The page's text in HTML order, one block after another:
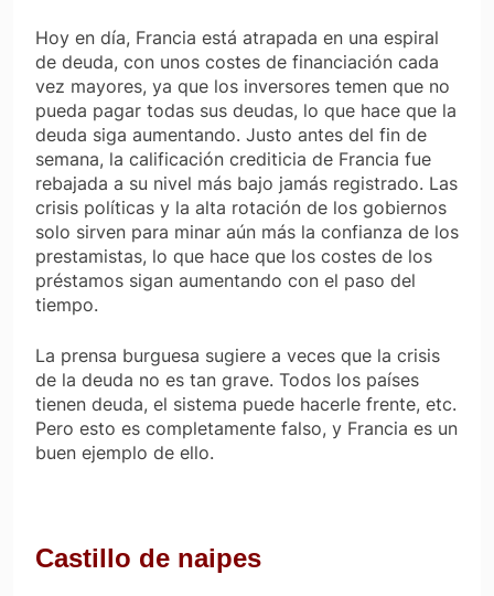
Hoy en día, Francia está atrapada en una espiral
de deuda, con unos costes de financiación cada
vez mayores, ya que los inversores temen que no
pueda pagar todas sus deudas, lo que hace que la
deuda siga aumentando. Justo antes del fin de
semana, la calificación crediticia de Francia fue
rebajada a su nivel más bajo jamás registrado. Las
crisis políticas y la alta rotación de los gobiernos
solo sirven para minar aún más la confianza de los
prestamistas, lo que hace que los costes de los
préstamos sigan aumentando con el paso del
tiempo.
La prensa burguesa sugiere a veces que la crisis
de la deuda no es tan grave. Todos los países
tienen deuda, el sistema puede hacerle frente, etc.
Pero esto es completamente falso, y Francia es un
buen ejemplo de ello.
Castillo de naipes